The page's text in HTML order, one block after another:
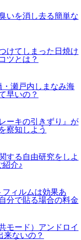
いを消し去る簡単な
けてしまった日焼け
ツとは？
・瀬戸内しまなみ海
早いの？
ーキの引きずり』が
察知しよう
する自由研究をしよ
紹介♪
フィルムは効果あ
分で貼る場合の料金
モード）アンドロイ
来ないの？